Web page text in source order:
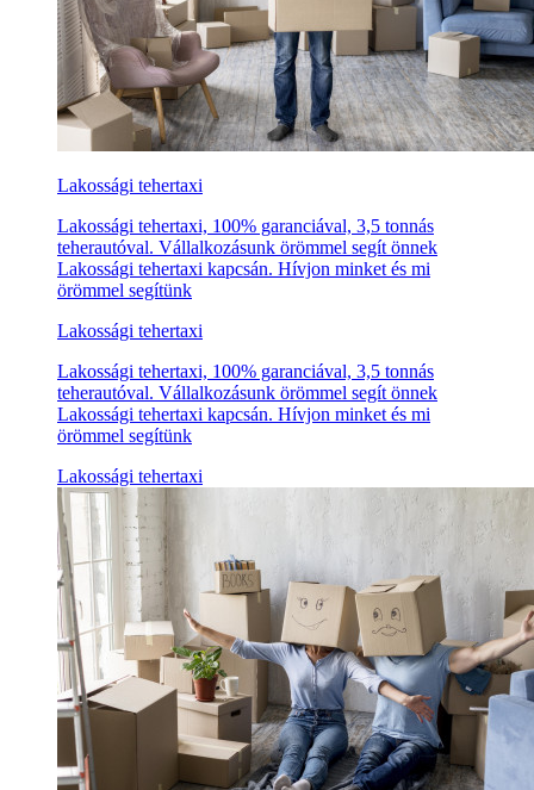
Lakossági tehertaxi
Lakossági tehertaxi, 100% garanciával, 3,5 tonnás
teherautóval. Vállalkozásunk örömmel segít önnek
Lakossági tehertaxi kapcsán. Hívjon minket és mi
örömmel segítünk
Lakossági tehertaxi
Lakossági tehertaxi, 100% garanciával, 3,5 tonnás
teherautóval. Vállalkozásunk örömmel segít önnek
Lakossági tehertaxi kapcsán. Hívjon minket és mi
örömmel segítünk
Lakossági tehertaxi